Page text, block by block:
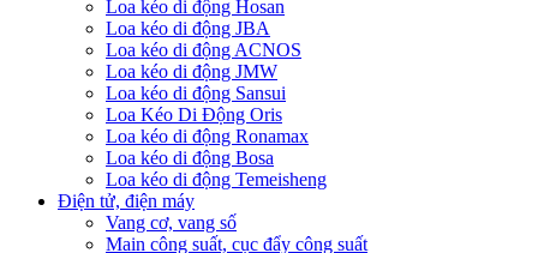
Loa kéo di động Hosan
Loa kéo di động JBA
Loa kéo di động ACNOS
Loa kéo di động JMW
Loa kéo di động Sansui
Loa Kéo Di Động Oris
Loa kéo di động Ronamax
Loa kéo di động Bosa
Loa kéo di động Temeisheng
Điện tử, điện máy
Vang cơ, vang số
Main công suất, cục đẩy công suất